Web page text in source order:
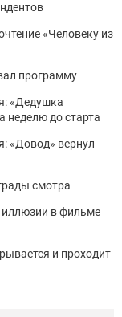
«Человеку из
программу
«Дедушка
неделю до старта
«Довод» вернул
смотра
в фильме
и проходит